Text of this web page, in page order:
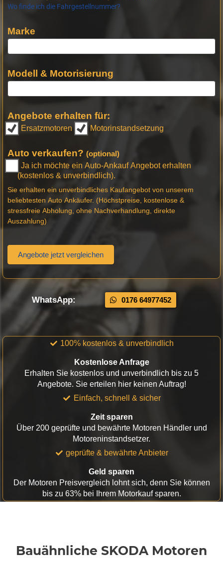
Wo finde ich die Fahrgestellnummer?
Marke
Modell & Motorisierung
Angebote erhalten für:
Ersatzmotoren Motorinstandsetzung
Auto verkaufen? (optional)
Ja ich möchte ein Auto-Ankauf Angebot erhalten
(kostenlos & unverbindlich).
Sie erhalten ein unverbindliches Kaufangebot von unserem
beliebtesten Auto Ankäufer. (Höchstpreise, kostenlose &
stressfreie Abholung, ohne Nachverhandlung, direkte
Auszahlung)
Angebote jetzt vergleichen
WhatsApp: 0176 64977452
100% kostenlos & unverbindlich
Kostenlose Anfrage
Erhalten Sie kostenlos und unverbindlich bis zu 5
Angebote. Sie erteilen hier keinen Auftrag!
Einfach, schnell & sicher
Zeit sparen
Über 200 geprüfte und bewährte Motoren Händler und
Motoreninstandsetzer.
geprüfte & bewährte Anbieter
Geld sparen
Der Motoren Preisvergleich lohnt sich, denn Sie können
bis zu 63% bei Ihrem Motorkauf sparen.
Bauähnliche SKODA Motoren